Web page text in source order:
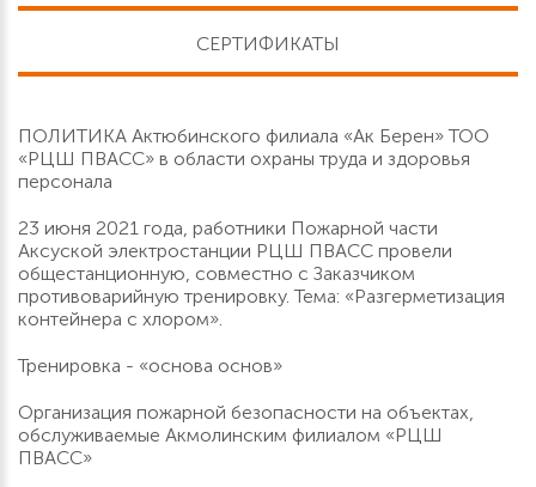
СЕРТИФИКАТЫ
ПОЛИТИКА Актюбинского филиала «Ак Берен» ТОО
«РЦШ ПВАСС» в области охраны труда и здоровья
персонала
23 июня 2021 года, работники Пожарной части
Аксуской электростанции РЦШ ПВАСС провели
общестанционную, совместно с Заказчиком
противоварийную тренировку. Тема: «Разгерметизация
контейнера с хлором».
Тренировка - «основа основ»
Организация пожарной безопасности на объектах,
обслуживаемые Акмолинским филиалом «РЦШ
ПВАСС»